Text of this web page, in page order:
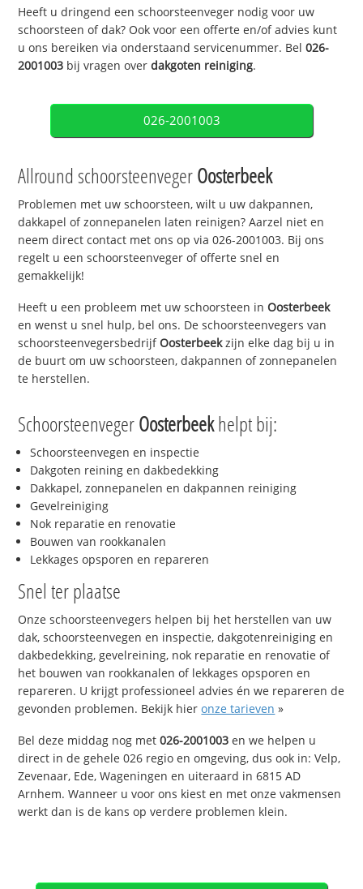
Heeft u dringend een schoorsteenveger nodig voor uw
schoorsteen of dak? Ook voor een offerte en/of advies kunt
u ons bereiken via onderstaand servicenummer. Bel026-
2001003 bij vragen overdakgoten reiniging.
026-2001003
Allround schoorsteenvegerOosterbeek
Problemen met uw schoorsteen, wilt u uw dakpannen,
dakkapel of zonnepanelen laten reinigen? Aarzel niet en
neem direct contact met ons op via 026-2001003. Bij ons
regelt u een schoorsteenveger of offerte snel en
gemakkelijk!
Heeft u een probleem met uw schoorsteen inOosterbeek
en wenst u snel hulp, bel ons. De schoorsteenvegers van
schoorsteenvegersbedrijfOosterbeekzijn elke dag bij u in
de buurt om uw schoorsteen, dakpannen of zonnepanelen
te herstellen.
SchoorsteenvegerOosterbeekhelpt bij:
Schoorsteenvegen en inspectie
Dakgoten reining en dakbedekking
Dakkapel, zonnepanelen en dakpannen reiniging
Gevelreiniging
Nok reparatie en renovatie
Bouwen van rookkanalen
Lekkages opsporen en repareren
Snel ter plaatse
Onze schoorsteenvegers helpen bij het herstellen van uw
dak, schoorsteenvegen en inspectie, dakgotenreiniging en
dakbedekking, gevelreining, nok reparatie en renovatie of
het bouwen van rookkanalen of lekkages opsporen en
repareren. U krijgt professioneel advies én we repareren de
gevonden problemen. Bekijk hieronze tarieven »
Bel deze middag nog met026-2001003 en we helpen u
direct in de gehele 026 regio en omgeving, dus ook in: Velp,
Zevenaar, Ede, Wageningen en uiteraard in 6815 AD
Arnhem. Wanneer u voor ons kiest en met onze vakmensen
werkt dan is de kans op verdere problemen klein.